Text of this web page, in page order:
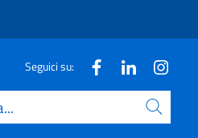
Seguici su: